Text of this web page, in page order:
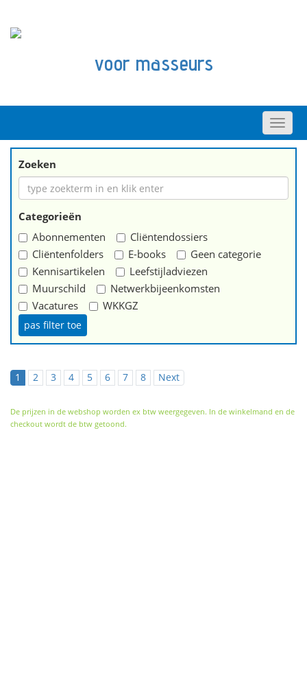
voor masseurs
Zoeken
Categorieën
Abonnementen
Cliëntendossiers
Cliëntenfolders
E-books
Geen categorie
Kennisartikelen
Leefstijladviezen
Muurschild
Netwerkbijeenkomsten
Vacatures
WKKGZ
1 2 3 4 5 6 7 8 Next
De prijzen in de webshop worden ex btw weergegeven. In de winkelmand en de
checkout wordt de btw getoond.